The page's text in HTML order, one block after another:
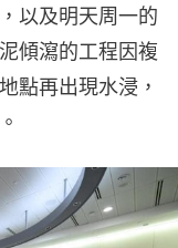
以及明天周一的
傾瀉的工程因複
點再出現水浸，